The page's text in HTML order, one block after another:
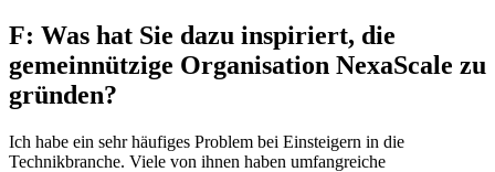
F: Was hat Sie dazu inspiriert, die
gemeinnützige Organisation NexaScale zu
gründen?
Ich habe ein sehr häufiges Problem bei Einsteigern in die
Technikbranche. Viele von ihnen haben umfangreiche